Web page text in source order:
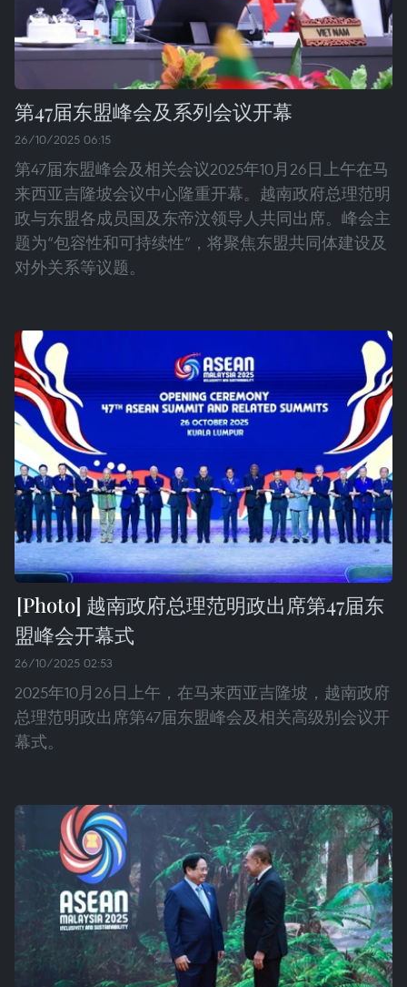
第47届东盟峰会及系列会议开幕
26/10/2025 06:15
第47届东盟峰会及相关会议2025年10月26日上午在马
来西亚吉隆坡会议中心隆重开幕。越南政府总理范明
政与东盟各成员国及东帝汶领导人共同出席。峰会主
题为“包容性和可持续性”，将聚焦东盟共同体建设及
对外关系等议题。
越南政府总理范明政出席第47届东
盟峰会开幕式
26/10/2025 02:53
2025年10月26日上午，在马来西亚吉隆坡，越南政府
总理范明政出席第47届东盟峰会及相关高级别会议开
幕式。